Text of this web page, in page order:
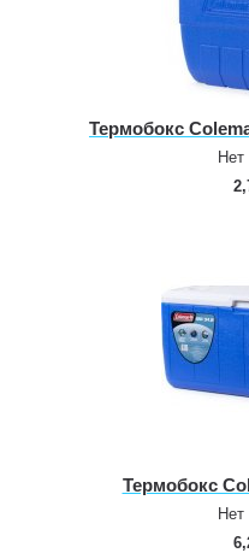
Термобокс
Нет
Термобокс
Нет